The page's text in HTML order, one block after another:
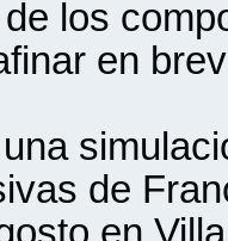
los
en
de